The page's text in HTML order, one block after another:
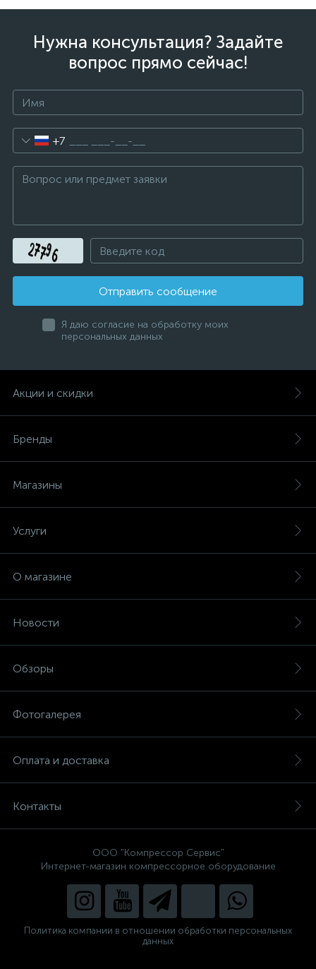
Нужна консультация? Задайте
вопрос прямо сейчас!
+7
Отправить сообщение
Я даю согласие на обработку моих
персональных данных
Акции и скидки
Бренды
Магазины
Услуги
О магазине
Новости
Обзоры
Фотогалерея
Оплата и доставка
Контакты
ООО "Компрессор Сервис"
Интернет-магазин компрессорное оборудование
Политика компании в отношении обработки персональных
данных